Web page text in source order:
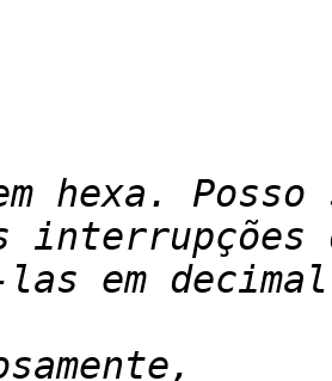
hexa.
interrupções